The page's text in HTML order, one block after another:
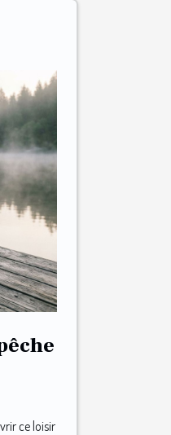
ce loisir